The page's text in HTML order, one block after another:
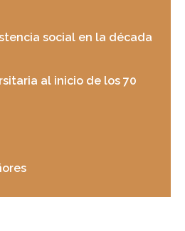
social en la década
al inicio de los 70